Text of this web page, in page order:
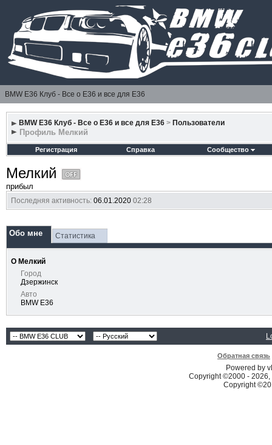
BMW E36 Клуб - Все о Е36 и все для Е36
BMW E36 Клуб - Все о Е36 и все для Е36 > Пользователи
Профиль Мелкий
Регистрация Справка Сообщество
Мелкий
прибыл
Последняя активность:06.01.2020 02:28
Обо мне Статистика
О Мелкий
Город
Дзержинск
Авто
BMW E36
Обратная связь
Powered by
Copyright ©2000 -
Copyright